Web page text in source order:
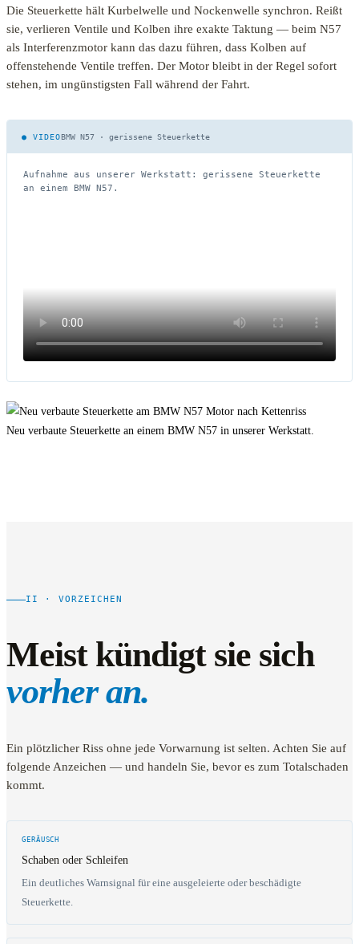
Die Steuerkette hält Kurbelwelle und Nockenwelle synchron. Reißt
sie, verlieren Ventile und Kolben ihre exakte Taktung — beim N57
als Interferenzmotor kann das dazu führen, dass Kolben auf
offenstehende Ventile treffen. Der Motor bleibt in der Regel sofort
stehen, im ungünstigsten Fall während der Fahrt.
● VIDEOBMW N57 · gerissene Steuerkette
Aufnahme aus unserer Werkstatt: gerissene Steuerkette
an einem BMW N57.
Neu verbaute Steuerkette an einem BMW N57 in unserer Werkstatt.
II · VORZEICHEN
Meist kündigt sie sich
vorher an.
Ein plötzlicher Riss ohne jede Vorwarnung ist selten. Achten Sie auf
folgende Anzeichen — und handeln Sie, bevor es zum Totalschaden
kommt.
GERÄUSCH
Schaben oder Schleifen
Ein deutliches Warnsignal für eine ausgeleierte oder beschädigte
Steuerkette.